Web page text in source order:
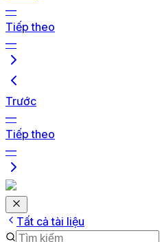
—
Tiếp theo
—
Trước
—
Tiếp theo
—
Tất cả tài liệu